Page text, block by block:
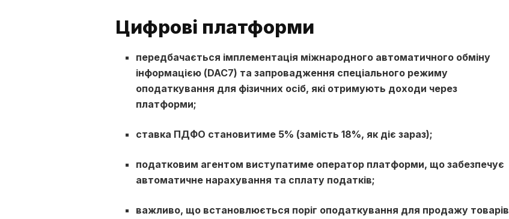
Цифрові платформи
передбачається імплементація міжнародного автоматичного обміну
інформацією (DAC7) та запровадження спеціального режиму
оподаткування для фізичних осіб, які отримують доходи через
платформи;
ставка ПДФО становитиме 5% (замість 18%, як діє зараз);
податковим агентом виступатиме оператор платформи, що забезпечує
автоматичне нарахування та сплату податків;
важливо, що встановлюється поріг оподаткування для продажу товарів